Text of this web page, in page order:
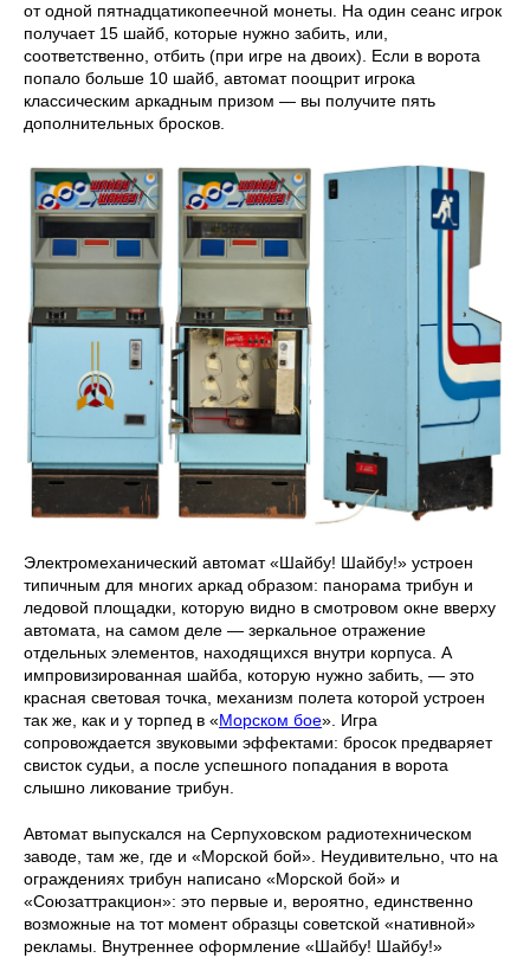
от одной пятнадцатикопеечной монеты. На один сеанс игрок
получает 15 шайб, которые нужно забить, или,
соответственно, отбить (при игре на двоих). Если в ворота
попало больше 10 шайб, автомат поощрит игрока
классическим аркадным призом — вы получите пять
дополнительных бросков.
Электромеханический автомат «Шайбу! Шайбу!» устроен
типичным для многих аркад образом: панорама трибун и
ледовой площадки, которую видно в смотровом окне вверху
автомата, на самом деле — зеркальное отражение
отдельных элементов, находящихся внутри корпуса. А
импровизированная шайба, которую нужно забить, — это
красная световая точка, механизм полета которой устроен
так же, как и у торпед в «Морском бое». Игра
сопровождается звуковыми эффектами: бросок предваряет
свисток судьи, а после успешного попадания в ворота
слышно ликование трибун.
Автомат выпускался на Серпуховском радиотехническом
заводе, там же, где и «Морской бой». Неудивительно, что на
ограждениях трибун написано «Морской бой» и
«Союзаттракцион»: это первые и, вероятно, единственно
возможные на тот момент образцы советской «нативной»
рекламы. Внутреннее оформление «Шайбу! Шайбу!»